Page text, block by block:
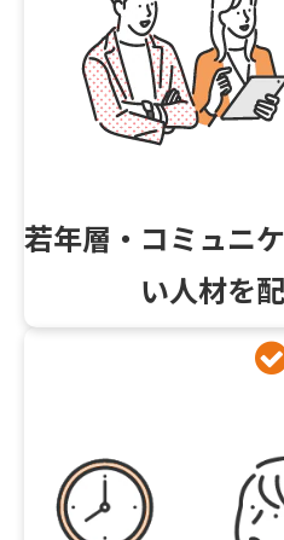
若年層・コミュニ
い人材を